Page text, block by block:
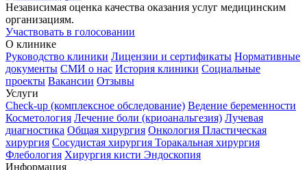
Независимая оценка качества оказания услуг медицинским
организациям.
Участвовать в голосовании
О клинике
Руководство клиники Лицензии и сертификаты Нормативные
документы СМИ о нас История клиники Социальные
проекты Вакансии Отзывы
Услуги
Check-up (комплексное обследование) Ведение беременности
Косметология Лечение боли (криоанальгезия) Лучевая
диагностика Общая хирургия Онкология Пластическая
хирургия Сосудистая хирургия Торакальная хирургия
Флебология Хирургия кисти Эндоскопия
Информация